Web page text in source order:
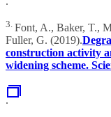
3. Font, A., Baker, T.,
Fuller, G. (2019).
construction activity
widening scheme.
.